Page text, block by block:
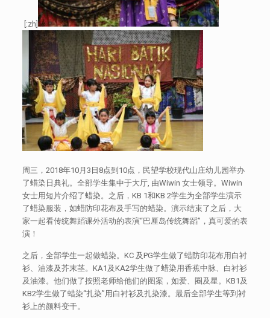
[:zh]
周三，2018年10月3日8点到10点，民望学校现代山庄幼儿园举办
了蜡染日典礼。全部学生集中于大厅, 由Wiwin 女士领导。Wiwin
女士用短片介绍了蜡染。之后，KB 1和KB 2学生为全部学生演示
了蜡染服装，如蜡防印花布及手写的蜡染。演示结束了之后，大
家一起看传统舞蹈课外活动的表演“巴厘岛传统舞蹈”，真可爱的表
演！
之后，全部学生一起做蜡染。KC 及PG学生做了蜡防印花布用白衬
衫、油漆及芥末茎。KA1及KA2学生做了蜡染用香蕉中脉、白衬衫
及油漆。他们做了按照老师给他们的图案，如爱、圈及星。KB1及
KB2学生做了蜡染“扎染”用白衬衫及扎染漆。最后全部学生等到衬
衫上的颜料变干。